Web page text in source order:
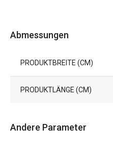
Abmessungen
PRODUKTBREITE (CM)
PRODUKTLÄNGE (CM)
Andere Parameter